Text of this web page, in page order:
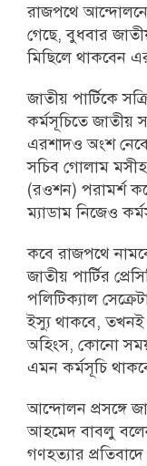
রাজপথে
গেছে, বুধবার
মিছিলে থাকবেন
জাতীয় পার্টিকে
কর্মসূচিতে জাতীয়
এরশাদও অংশ
সচিব গোলাম
(রওশন) পরামর্শ
ম্যাডাম নিজেও
কবে রাজপথে
জাতীয় পার্টির
পলিটিক্যাল
ইস্যু থাকবে,
অহিংস, কোনো
এমন কর্মসূচি
আন্দোলন প্রসঙ্গে
আহমেদ বাবলু
গণহত্যার